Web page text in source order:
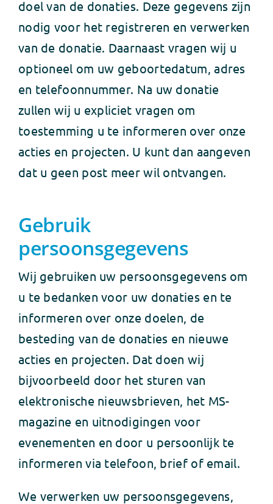
doel van de donaties. Deze gegevens zijn
nodig voor het registreren en verwerken
van de donatie. Daarnaast vragen wij u
optioneel om uw geboortedatum, adres
en telefoonnummer. Na uw donatie
zullen wij u expliciet vragen om
toestemming u te informeren over onze
acties en projecten. U kunt dan aangeven
dat u geen post meer wil ontvangen.
Gebruik
persoonsgegevens
Wij gebruiken uw persoonsgegevens om
u te bedanken voor uw donaties en te
informeren over onze doelen, de
besteding van de donaties en nieuwe
acties en projecten. Dat doen wij
bijvoorbeeld door het sturen van
elektronische nieuwsbrieven, het MS-
magazine en uitnodigingen voor
evenementen en door u persoonlijk te
informeren via telefoon, brief of email.
We verwerken uw persoonsgegevens,